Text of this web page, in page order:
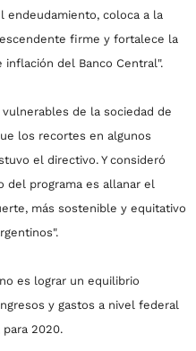
endeudamiento, coloca a la
firme y fortalece la
del Banco Central".
de la sociedad de
los recortes en algunos
el directivo. Y consideró
del programa es allanar el
más sostenible y equitativo
es lograr un equilibrio
y gastos a nivel federal
2020.